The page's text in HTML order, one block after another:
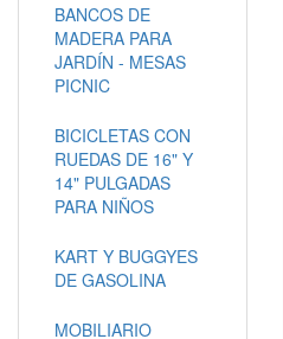
BANCOS DE
MADERA PARA
JARDÍN - MESAS
PICNIC
BICICLETAS CON
RUEDAS DE 16" Y
14" PULGADAS
PARA NIÑOS
KART Y BUGGYES
DE GASOLINA
MOBILIARIO